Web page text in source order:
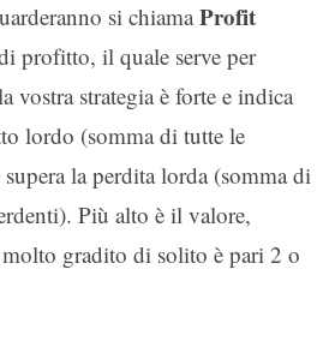
si chiamaProfit
profitto, il quale serve per
vostra strategia è forte e indica
lordo (somma di tutte le
la perdita lorda (somma di
Più alto è il valore,
gradito di solito è pari 2 o